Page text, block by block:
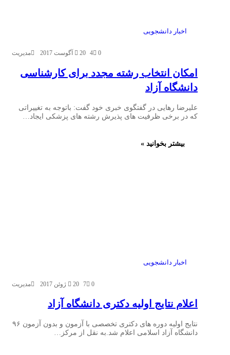
اخبار دانشجویی
مدیریت 20 آگوست 2017 0
4
امکان انتخاب رشته مجدد برای کارشناسی
دانشگاه آزاد
علیرضا رهایی در گفتگوی خبری خود گفت: باتوجه به تغییراتی
که در برخی ظرفیت های پذیرش رشته های پزشکی ایجاد…
بیشتر بخوانید »
اخبار دانشجویی
مدیریت 20 ژوئن 2017 0
7
اعلام نتایج اولیه دکتری دانشگاه آزاد
نتایج اولیه دوره های دکتری تخصصی با آزمون و بدون آزمون ۹۶
دانشگاه آزاد اسلامی اعلام شد.به نقل از مرکز…